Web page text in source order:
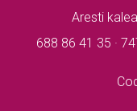
Aresti
688 86 41 35 ·